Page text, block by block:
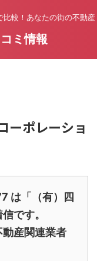
較！あなたの街の不動産
ミ情報
ーポレーショ
「（有）四
です。
産関連業者